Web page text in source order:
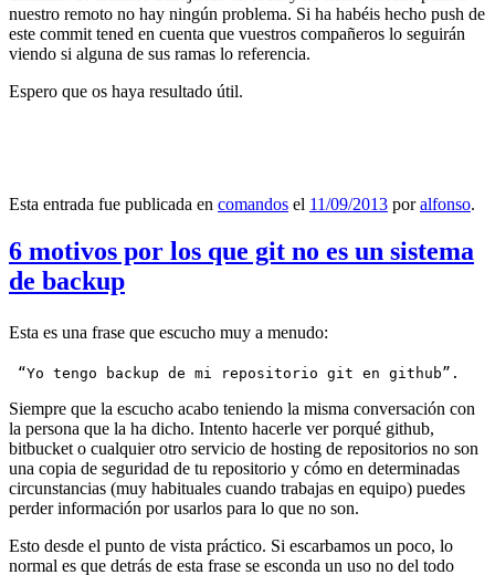
nuestro remoto no hay ningún problema. Si ha habéis hecho push de
este commit tened en cuenta que vuestros compañeros lo seguirán
viendo si alguna de sus ramas lo referencia.
Espero que os haya resultado útil.
Esta entrada fue publicada en comandos el 11/09/2013 poralfonso.
6 motivos por los que git no es un sistema
de backup
Esta es una frase que escucho muy a menudo:
“Yo tengo backup de mi repositorio git en github”.
Siempre que la escucho acabo teniendo la misma conversación con
la persona que la ha dicho. Intento hacerle ver porqué github,
bitbucket o cualquier otro servicio de hosting de repositorios no son
una copia de seguridad de tu repositorio y cómo en determinadas
circunstancias (muy habituales cuando trabajas en equipo) puedes
perder información por usarlos para lo que no son.
Esto desde el punto de vista práctico. Si escarbamos un poco, lo
normal es que detrás de esta frase se esconda un uso no del todo